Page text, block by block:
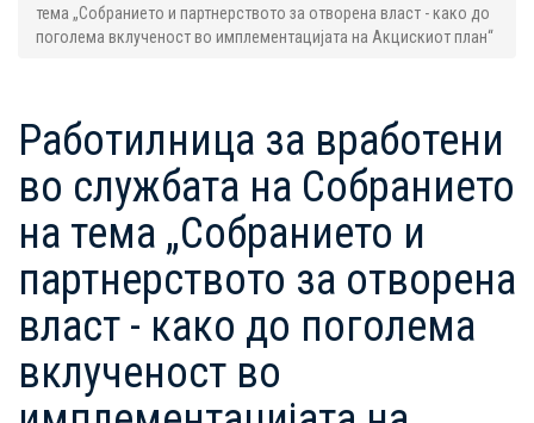
тема „Собранието и партнерството за отворена власт - како до
поголема вклученост во имплементацијата на Акцискиот план“
Работилница за вработени
во службата на Собранието
на тема „Собранието и
партнерството за отворена
власт - како до поголема
вклученост во